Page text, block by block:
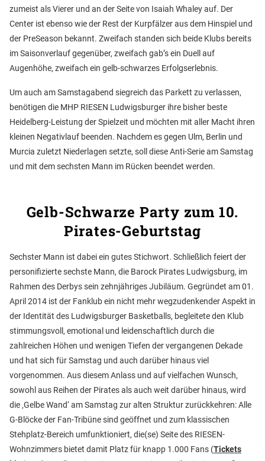
zumeist als Vierer und an der Seite von Isaiah Whaley auf. Der
Center ist ebenso wie der Rest der Kurpfälzer aus dem Hinspiel und
der PreSeason bekannt. Zweifach standen sich beide Klubs bereits
im Saisonverlauf gegenüber, zweifach gab’s ein Duell auf
Augenhöhe, zweifach ein gelb-schwarzes Erfolgserlebnis.
Um auch am Samstagabend siegreich das Parkett zu verlassen,
benötigen die MHP RIESEN Ludwigsburger ihre bisher beste
Heidelberg-Leistung der Spielzeit und möchten mit aller Macht ihren
kleinen Negativlauf beenden. Nachdem es gegen Ulm, Berlin und
Murcia zuletzt Niederlagen setzte, soll diese Anti-Serie am Samstag
und mit dem sechsten Mann im Rücken beendet werden.
Gelb-Schwarze Party zum 10.
Pirates-Geburtstag
Sechster Mann ist dabei ein gutes Stichwort. Schließlich feiert der
personifizierte sechste Mann, die Barock Pirates Ludwigsburg, im
Rahmen des Derbys sein zehnjähriges Jubiläum. Gegründet am 01.
April 2014 ist der Fanklub ein nicht mehr wegzudenkender Aspekt in
der Identität des Ludwigsburger Basketballs, begleitete den Klub
stimmungsvoll, emotional und leidenschaftlich durch die
zahlreichen Höhen und wenigen Tiefen der vergangenen Dekade
und hat sich für Samstag und auch darüber hinaus viel
vorgenommen. Aus diesem Anlass und auf vielfachen Wunsch,
sowohl aus Reihen der Pirates als auch weit darüber hinaus, wird
die ‚Gelbe Wand‘ am Samstag zur alten Struktur zurückkehren: Alle
G-Blöcke der Fan-Tribüne sind geöffnet und zum klassischen
Stehplatz-Bereich umfunktioniert, die(se) Seite des RIESEN-
Wohnzimmers bietet damit Platz für knapp 1.000 Fans (Tickets